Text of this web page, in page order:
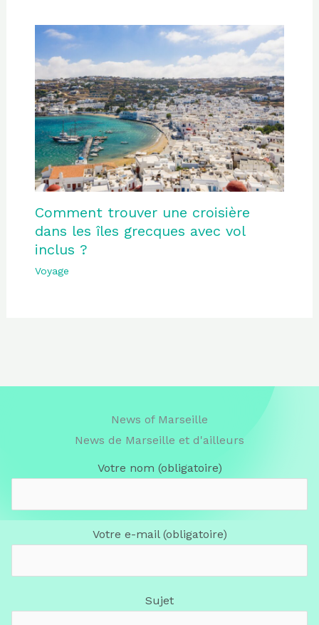
Comment trouver une croisière
dans les îles grecques avec vol
inclus ?
Voyage
News of Marseille
News de Marseille et d'ailleurs
Votre nom (obligatoire)
Votre e-mail (obligatoire)
Sujet